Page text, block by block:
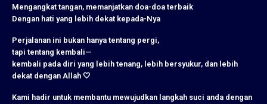
Mengangkat tangan, memanjatkan doa-doa terbaik
Dengan hati yang lebih dekat kepada-Nya
Perjalanan ini bukan hanya tentang pergi,
tapi tentang kembali—
kembali pada diri yang lebih tenang, lebih bersyukur, dan lebih
dekat dengan Allah 🤍
Kami hadir untuk membantu mewujudkan langkah suci anda dengan